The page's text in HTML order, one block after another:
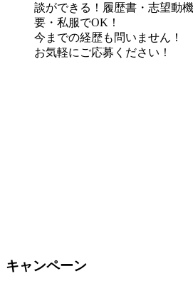
談ができる！履歴書・志望動
要・私服でOK！
今までの経歴も問いません！
お気軽にご応募ください！
キャンペーン